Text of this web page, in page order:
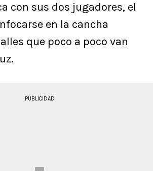
con sus dos jugadores, el
en la cancha
que poco a poco van
PUBLICIDAD